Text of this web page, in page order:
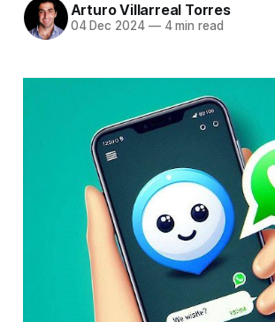
Arturo Villarreal Torres
04 Dec 2024 —4 min read